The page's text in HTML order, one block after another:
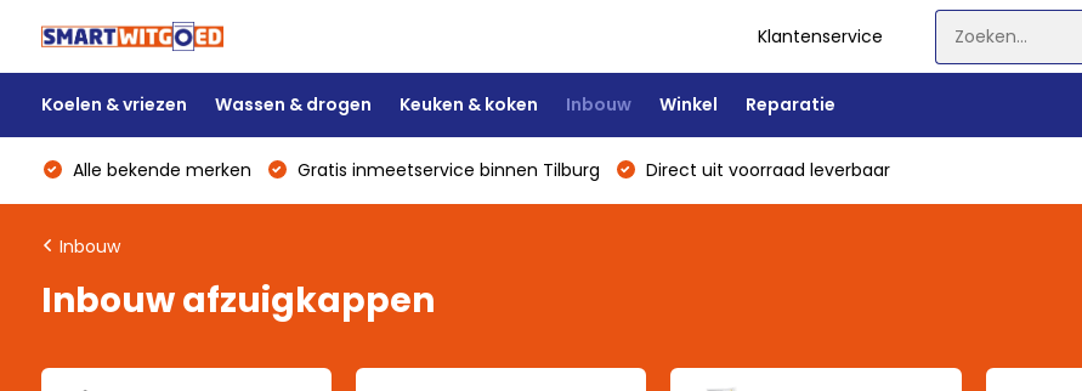
Klantenservice
Koelen & vriezen Wassen & drogen Keuken & koken Inbouw Winkel Reparatie
Alle bekende merken Gratis inmeetservice binnen Tilburg Direct uit voorraad leverbaar
Inbouw
Inbouw afzuigkappen